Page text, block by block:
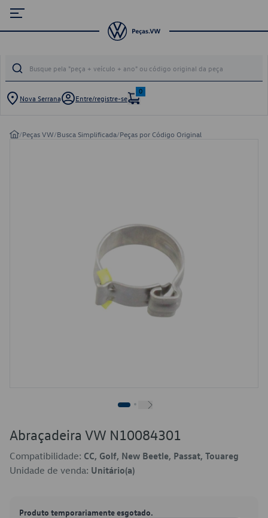
Nova Serrana Entre/registre-se
0
/Peças VW/Busca Simplificada/Peças por Código Original
Abraçadeira VW N10084301
Compatibilidade: CC, Golf, New Beetle, Passat, Touareg
Unidade de venda: Unitário(a)
Produto temporariamente esgotado.